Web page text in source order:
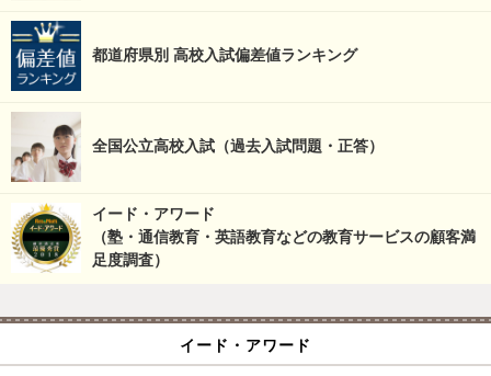
都道府県別 高校入試偏差値ランキング
全国公立高校入試（過去入試問題・正答）
イード・アワード
（塾・通信教育・英語教育などの教育サービスの顧客満
足度調査）
イード・アワード